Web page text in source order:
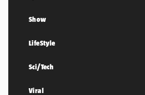
Show
LifeStyle
Sci/Tech
Viral